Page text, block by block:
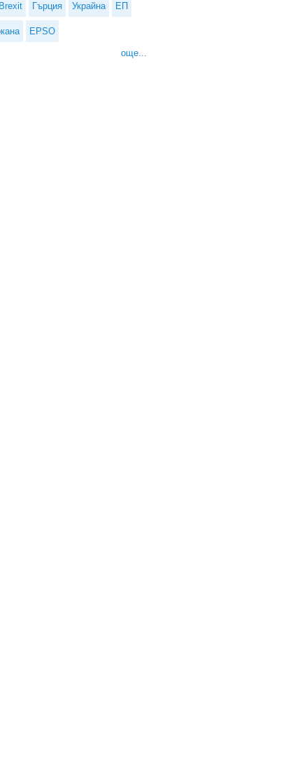
Brexit Гърция Украйна ЕП
EPSO
още...